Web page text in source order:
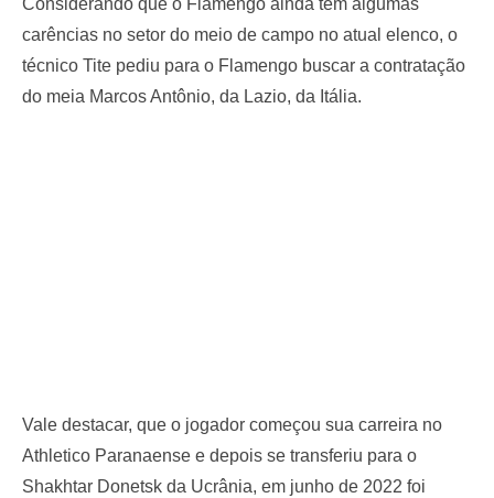
Considerando que o Flamengo ainda tem algumas
carências no setor do meio de campo no atual elenco, o
técnico Tite pediu para o Flamengo buscar a contratação
do meia Marcos Antônio, da Lazio, da Itália.
Vale destacar, que o jogador começou sua carreira no
Athletico Paranaense e depois se transferiu para o
Shakhtar Donetsk da Ucrânia, em junho de 2022 foi